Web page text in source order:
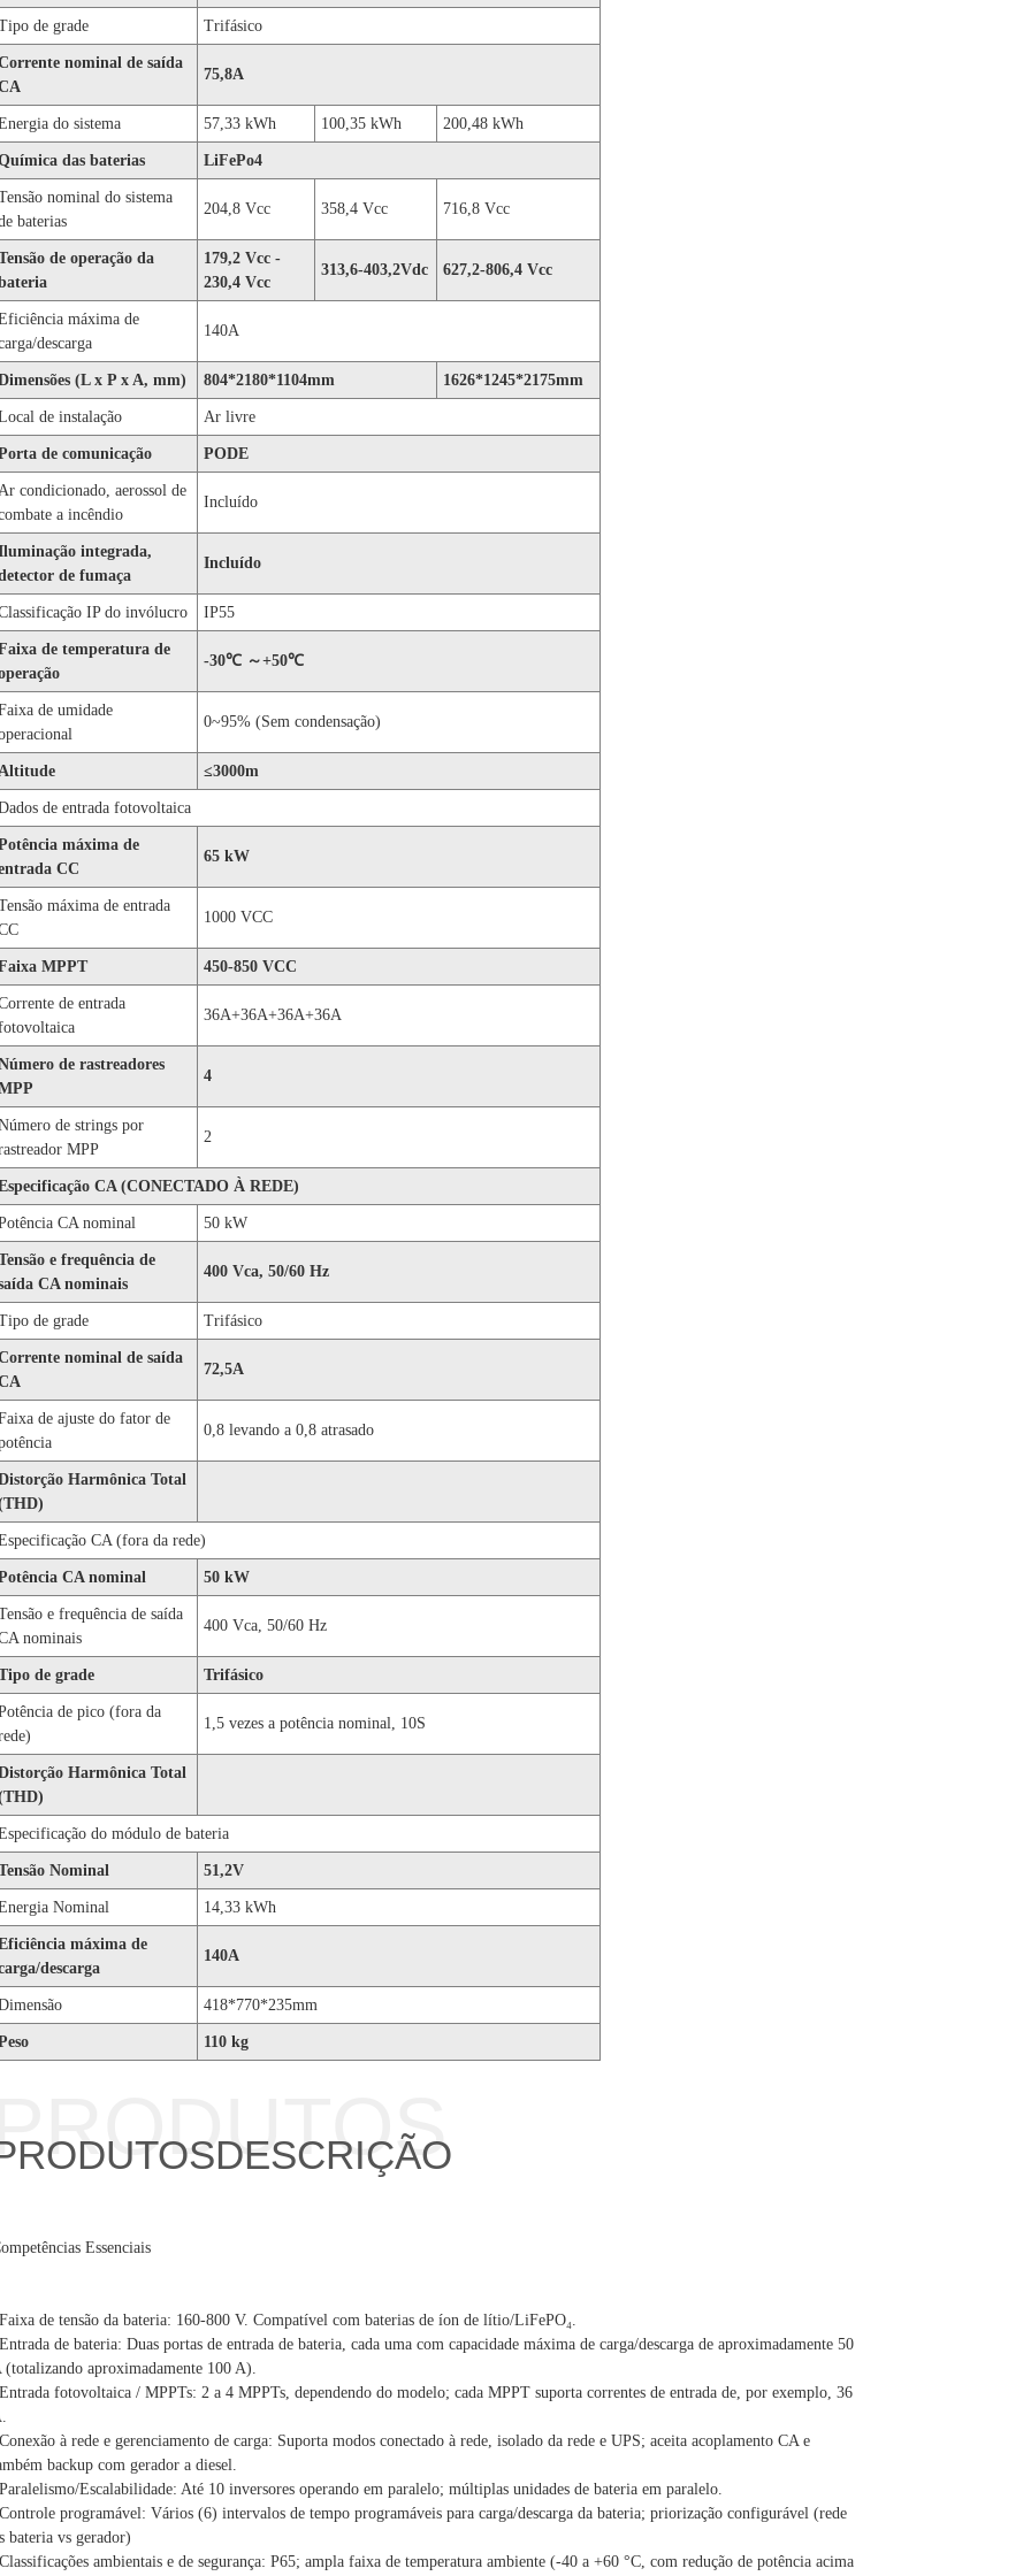
de grade Trifásico
nominal de saída
75,8A
do sistema 57,33 kWh 100,35 kWh 200,48 kWh
das baterias LiFePo4
nominal do sistema
baterias
204,8 Vcc 358,4 Vcc 716,8 Vcc
de operação da
179,2 Vcc -
230,4 Vcc
313,6-403,2Vdc 627,2-806,4 Vcc
máxima de
descarga
140A
(L x P x A, mm) 804*2180*1104mm 1626*1245*2175mm
de instalação Ar livre
de comunicação PODE
Ar condicionado, aerossol de
a incêndio
Incluído
integrada,
de fumaça
Incluído
IP do invólucro IP55
de temperatura de
-30℃ ～+50℃
de umidade
0~95% (Sem condensação)
Altitude ≤3000m
de entrada fotovoltaica
máxima de
CC
65 kW
máxima de entrada
1000 VCC
MPPT 450-850 VCC
de entrada
36A+36A+36A+36A
de rastreadores
4
de strings por
MPP
2
CA (CONECTADO À REDE)
CA nominal 50 kW
e frequência de
CA nominais
400 Vca, 50/60 Hz
de grade Trifásico
nominal de saída
72,5A
de ajuste do fator de
0,8 levando a 0,8 atrasado
Harmônica Total
CA (fora da rede)
CA nominal 50 kW
e frequência de saída
nominais
400 Vca, 50/60 Hz
de grade Trifásico
de pico (fora da
1,5 vezes a potência nominal, 10S
Harmônica Total
do módulo de bateria
Nominal 51,2V
Nominal 14,33 kWh
máxima de
descarga
140A
418*770*235mm
110 kg
DESCRIÇÃO
Essenciais
de tensão da bateria: 160-800 V. Compatível com baterias de íon de lítio/LiFePO₄.
de bateria: Duas portas de entrada de bateria, cada uma com capacidade máxima de carga/descarga de aproximadamente 50
(totalizando aproximadamente 100 A).
fotovoltaica / MPPTs: 2 a 4 MPPTs, dependendo do modelo; cada MPPT suporta correntes de entrada de, por exemplo, 36
à rede e gerenciamento de carga: Suporta modos conectado à rede, isolado da rede e UPS; aceita acoplamento CA e
backup com gerador a diesel.
Escalabilidade: Até 10 inversores operando em paralelo; múltiplas unidades de bateria em paralelo.
programável: Vários (6) intervalos de tempo programáveis ​​para carga/descarga da bateria; priorização configurável (rede
bateria vs gerador)
ambientais e de segurança: P65; ampla faixa de temperatura ambiente (-40 a +60 °C, com redução de potência acima